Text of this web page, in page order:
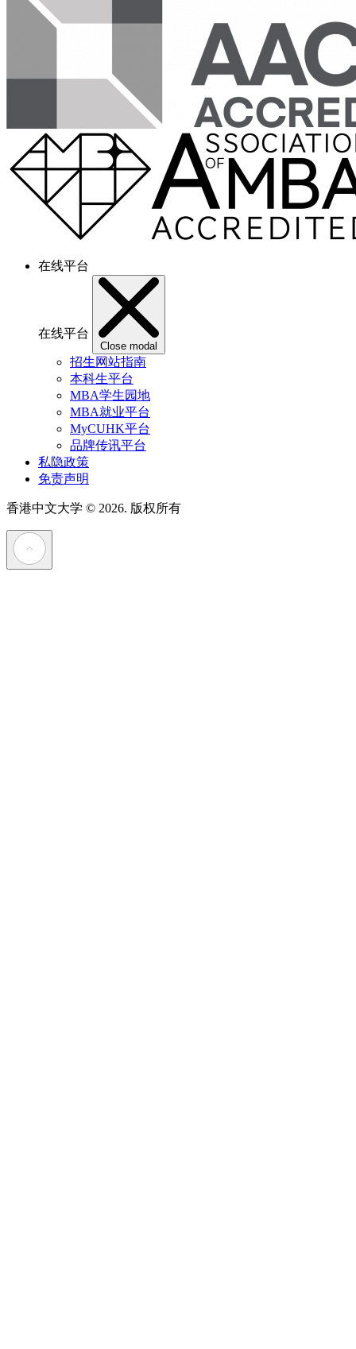
在线平台
在线平台
Close modal
招生网站指南
本科生平台
MBA学生园地
MBA就业平台
MyCUHK平台
品牌传讯平台
私隐政策
免责声明
香港中文大学 © 2026. 版权所有